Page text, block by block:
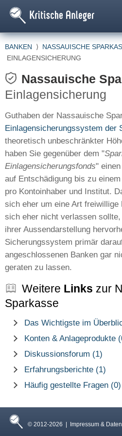
BANKEN ⟩ NASSAUISCHE
EINLAGENSICHERUNG
Nassauische
Einlagensicherung
Guthaben der Nassauische
Einlagensicherungssystem der
theoretisch unbeschränkter
haben Sie gegenüber dem "
Einlagensicherungsfonds"
auf Entschädigung bis zu
pro Kontoinhaber und Institut.
sich eher um eine Art freiwillige
sich eher nicht verlassen
ihrer Aussendarstellung
Sicherungssystem primär
angeschlossenen Banken gar
geraten zu lassen.
Weitere Links zur
Sparkasse
Das Wichtigste im
Konten & Anlageprodukte
Diskussionsforum (1)
Erfahrungsberichte (1)
Häufig gestellte Fragen (0)
© 2012-2026 | Impressum &